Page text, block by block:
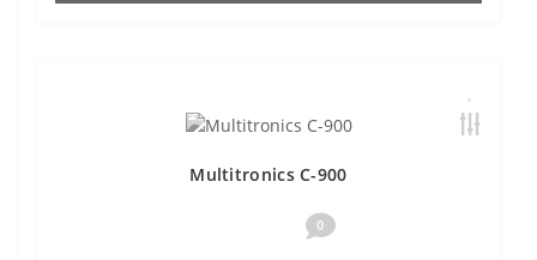
Multitronics C-900
0